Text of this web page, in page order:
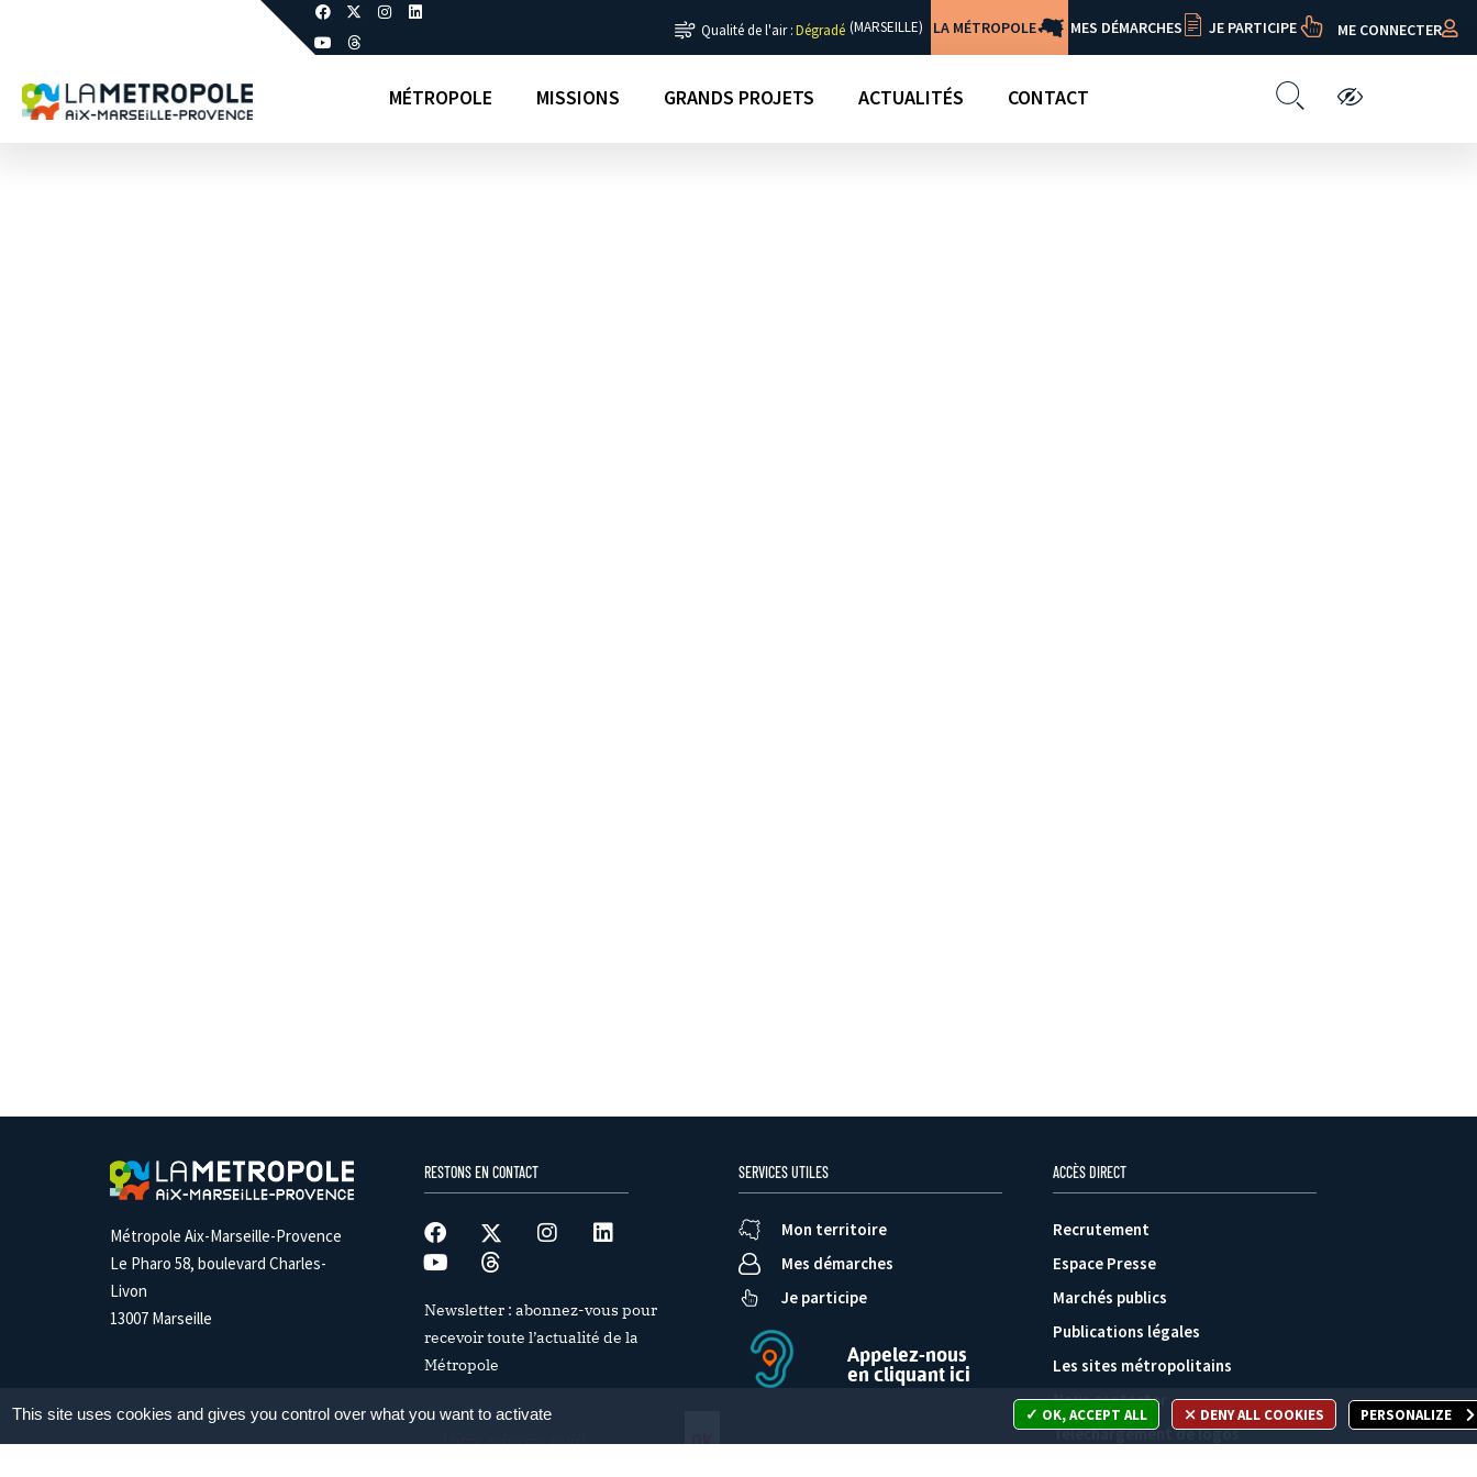
Qualité de l'air :Dégradé (MARSEILLE) LA MÉTROPOLE MES DÉMARCHES JE PARTICIPE ME CONNECTER
MÉTROPOLE MISSIONS GRANDS PROJETS ACTUALITÉS CONTACT
Métropole Aix-Marseille-Provence
Le Pharo 58, boulevard Charles-
Livon
13007 Marseille
RESTONS EN CONTACT
Newsletter : abonnez-vous pour
recevoir toute l’actualité de la
Métropole
SERVICES UTILES
Mon territoire
Mes démarches
Je participe
Appelez-nous
en cliquant ici
ACCÈS DIRECT
Recrutement
Espace Presse
Marchés publics
Publications légales
Les sites métropolitains
Nous contacter
Téléchargement de logos
This site uses cookies and gives you control over what you want to activate OK, ACCEPT ALL DENY ALL COOKIES PERSONALIZE